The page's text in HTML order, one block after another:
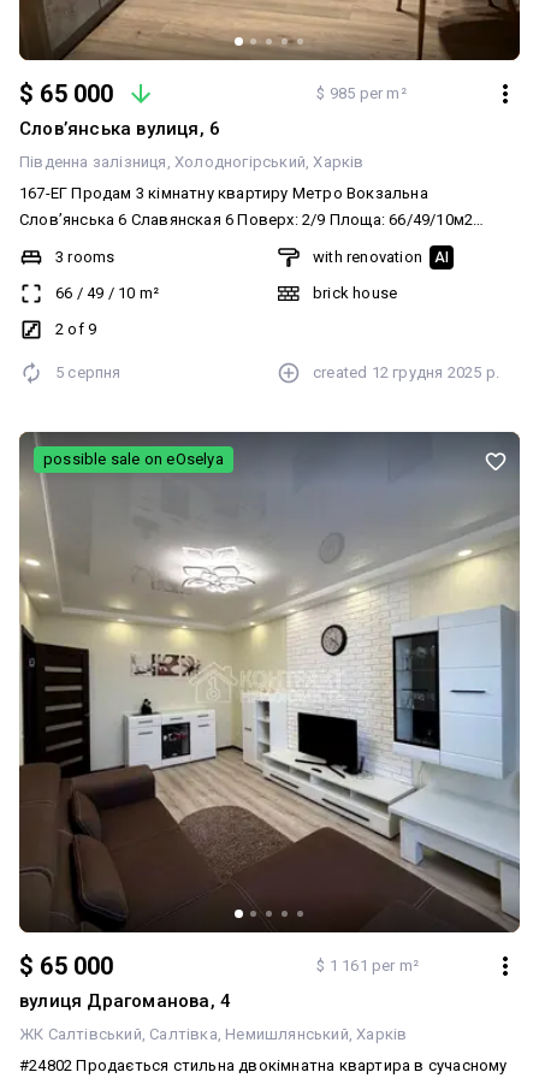
$ 65 000 $ 985 per m²
Слов’янська вулиця, 6
Південна залізниця Холодногірський Харків
167-ЕГ Продам 3 кімнатну квартиру Метро Вокзальна
Словʼянська 6 Славянская 6 Поверх: 2/9 Площа: 66/49/10м2
Планування: двостороння, кімнати роздільні Тип будинку:
засклений, меблі та техніка за домовленістю. Ціна: 65 000 у.о.
(код обєкту 167-ЕГ)
3 rooms
66 / 49 / 10 m²
2 of 9
with renovation AI
brick house
5 серпня created 12 грудня 2025 р.
$ 65 000 $ 1 161 per m²
вулиця Драгоманова, 4
ЖК Салтівський Салтівка Немишлянський Харків
#24802 Продається стильна двокімнатна квартира в сучасному
possible sale on eOselya